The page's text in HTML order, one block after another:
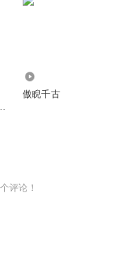
傲睨千古
评论！